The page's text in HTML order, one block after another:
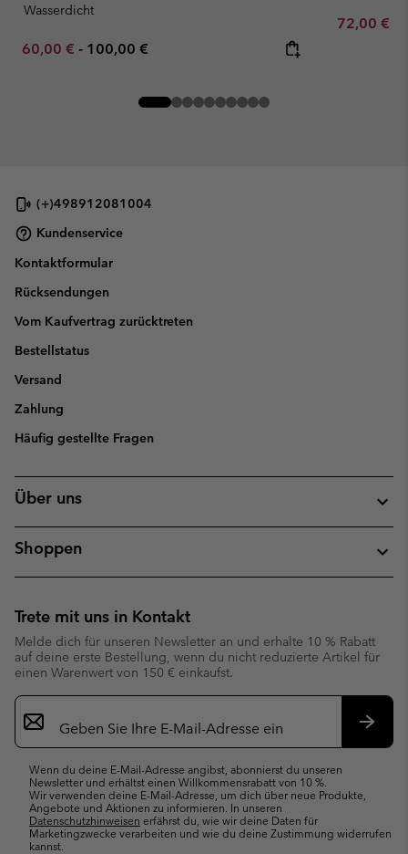
Wasserdicht
Minimum sale price:
60,00 € - Maximum price:
100,00 €
Minimum
72,00 €
(+)498912081004
Kundenservice
Kontaktformular
Rücksendungen
Vom Kaufvertrag zurücktreten
Bestellstatus
Versand
Zahlung
Häufig gestellte Fragen
Über uns
Shoppen
Trete mit uns in Kontakt
Melde dich für unseren Newsletter an und erhalte 10 % Rabatt
auf deine erste Bestellung, wenn du nicht reduzierte Artikel für
einen Warenwert von 150 € einkaufst.
Newsletter-
Anmeldung
Wenn du deine E-Mail-Adresse angibst, abonnierst du unseren
Newsletter und erhältst einen Willkommensrabatt von 10 %.
Wir verwenden deine E-Mail-Adresse, um dich über neue Produkte,
Angebote und Aktionen zu informieren. In unseren
Datenschutzhinweisen erfährst du, wie wir deine Daten für
Marketingzwecke verarbeiten und wie du deine Zustimmung widerrufen
kannst.